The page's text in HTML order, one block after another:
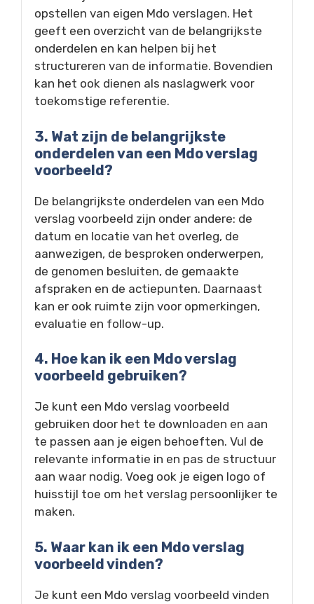
opstellen van eigen Mdo verslagen. Het
geeft een overzicht van de belangrijkste
onderdelen en kan helpen bij het
structureren van de informatie. Bovendien
kan het ook dienen als naslagwerk voor
toekomstige referentie.
3. Wat zijn de belangrijkste
onderdelen van een Mdo verslag
voorbeeld?
De belangrijkste onderdelen van een Mdo
verslag voorbeeld zijn onder andere: de
datum en locatie van het overleg, de
aanwezigen, de besproken onderwerpen,
de genomen besluiten, de gemaakte
afspraken en de actiepunten. Daarnaast
kan er ook ruimte zijn voor opmerkingen,
evaluatie en follow-up.
4. Hoe kan ik een Mdo verslag
voorbeeld gebruiken?
Je kunt een Mdo verslag voorbeeld
gebruiken door het te downloaden en aan
te passen aan je eigen behoeften. Vul de
relevante informatie in en pas de structuur
aan waar nodig. Voeg ook je eigen logo of
huisstijl toe om het verslag persoonlijker te
maken.
5. Waar kan ik een Mdo verslag
voorbeeld vinden?
Je kunt een Mdo verslag voorbeeld vinden